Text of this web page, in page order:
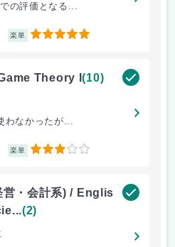
の評価となる...
楽単 5
Theory I(10)
わなかったが...
楽単 3
営・会計系) / Englis
(2)